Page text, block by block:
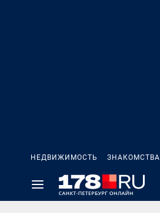
НЕДВИЖИМОСТЬ ЗНАКОМСТВА